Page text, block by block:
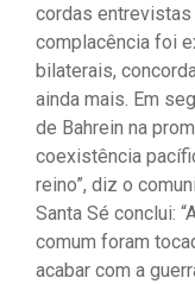
cordas entrevistas
complacência foi
bilaterais,
ainda mais. Em
de Bahrein na
coexistência
reino”, diz o
Santa Sé conclui:
comum foram
acabar com a